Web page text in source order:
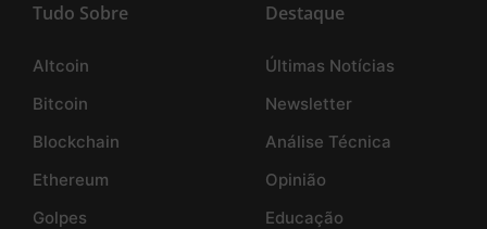
Tudo Sobre
Altcoin
Bitcoin
Blockchain
Ethereum
Golpes
Destaque
Últimas Notícias
Newsletter
Análise Técnica
Opinião
Educação